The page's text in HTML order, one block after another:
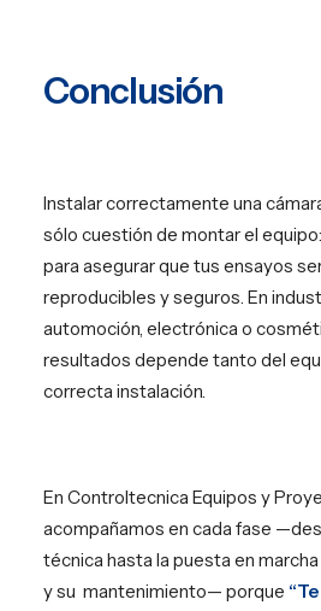
Conclusión
Instalar correctamente una
sólo cuestión de montar el
para asegurar que tus ensayos
reproducibles y seguros. En
automoción, electrónica o
resultados depende tanto del
correcta instalación.
En Controltecnica Equipos y
acompañamos en cada fase
técnica hasta la puesta en
y su mantenimiento— porque